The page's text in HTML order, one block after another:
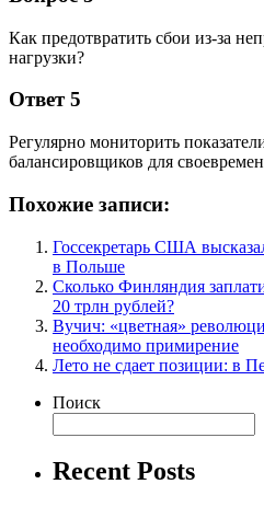
Как предотвратить сбои из-за
нагрузки?
Ответ 5
Регулярно мониторить
балансировщиков для
Похожие записи:
Госсекретарь США
в Польше
Сколько Финляндия
20 трлн рублей?
Вучич: «цветная»
необходимо примирение
Лето не сдает позиции: в
Поиск
Recent Posts